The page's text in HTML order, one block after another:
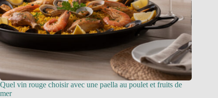
Quel vin rouge choisir avec une paella au poulet et fruits de
mer